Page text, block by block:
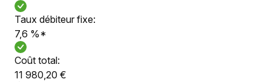
Taux débiteur fixe:
7,6 %*
Coût total:
11 980,20 €